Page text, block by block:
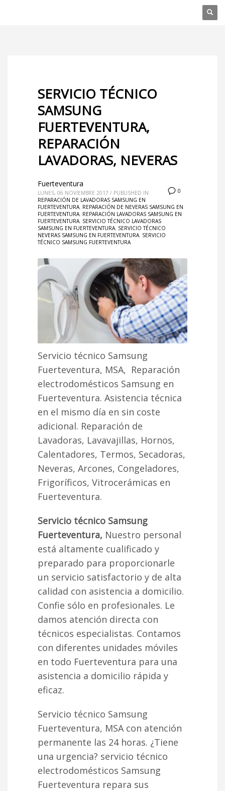
SERVICIO TÉCNICO
SAMSUNG
FUERTEVENTURA,
REPARACIÓN
LAVADORAS, NEVERAS
0
Fuerteventura
LUNES, 06 NOVIEMBRE 2017 / PUBLISHED IN
REPARACIÓN DE LAVADORAS SAMSUNG EN
FUERTEVENTURA, REPARACIÓN DE NEVERAS SAMSUNG EN
FUERTEVENTURA, REPARACIÓN LAVADORAS SAMSUNG EN
FUERTEVENTURA, SERVICIO TÉCNICO LAVADORAS
SAMSUNG EN FUERTEVENTURA, SERVICIO TÉCNICO
NEVERAS SAMSUNG EN FUERTEVENTURA, SERVICIO
TÉCNICO SAMSUNG FUERTEVENTURA
Servicio técnico Samsung
Fuerteventura, MSA, Reparación
electrodomésticos Samsung en
Fuerteventura. Asistencia técnica
en el mismo día en sin coste
adicional. Reparación de
Lavadoras, Lavavajillas, Hornos,
Calentadores, Termos, Secadoras,
Neveras, Arcones, Congeladores,
Frigoríficos, Vitrocerámicas en
Fuerteventura.
Servicio técnico Samsung
Fuerteventura, Nuestro personal
está altamente cualificado y
preparado para proporcionarle
un servicio satisfactorio y de alta
calidad con asistencia a domicilio.
Confie sólo en profesionales. Le
damos atención directa con
técnicos especialistas. Contamos
con diferentes unidades móviles
en todo Fuerteventura para una
asistencia a domicilio rápida y
eficaz.
Servicio técnico Samsung
Fuerteventura, MSA con atención
permanente las 24 horas. ¿Tiene
una urgencia? servicio técnico
electrodomésticos Samsung
Fuerteventura repara sus